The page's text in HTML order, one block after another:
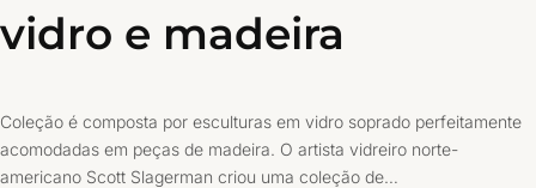
vidro e madeira
Coleção é composta por esculturas em vidro soprado perfeitamente
acomodadas em peças de madeira. O artista vidreiro norte-
americano Scott Slagerman criou uma coleção de…